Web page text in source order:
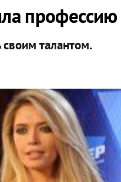
профессию
своим талантом.